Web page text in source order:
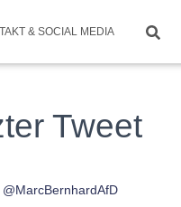
& SOCIAL MEDIA
Tweet